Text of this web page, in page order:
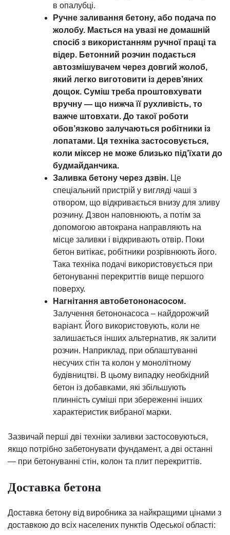
в опалубці.
Ручне заливання бетону, або подача по
жолобу. Мається на увазі не домашній
спосіб з використанням ручної праці та
відер. Бетонний розчин подається
автозмішувачем через довгий жолоб,
який легко виготовити із дерев’яних
дощок. Суміш треба проштовхувати
вручну — що нижча її рухливість, то
важче штовхати. До такої роботи
обов’язково залучаються робітники із
лопатами. Ця техніка застосовується,
коли міксер не може близько під’їхати до
будмайданчика.
Заливка бетону через дзвін. Це
спеціальний пристрій у вигляді чаші з
отвором, що відкривається внизу для зливу
розчину. Дзвон наповнюють, а потім за
допомогою автокрана направляють на
місце заливки і відкривають отвір. Поки
бетон витікає, робітники розрівнюють його.
Така техніка подачі використовується при
бетонуванні перекриттів вище першого
поверху.
Нагнітання автобетононасосом.
Залучення бетононасоса – найдорожчий
варіант. Його використовують, коли не
залишається інших альтернатив, як залити
розчин. Наприклад, при облаштуванні
несучих стін та колон у монолітному
будівництві. В цьому випадку необхідний
бетон із добавками, які збільшують
плинність суміші при збереженні інших
характеристик вибраної марки.
Зазвичай перші дві техніки заливки застосовуються,
якщо потрібно забетонувати фундамент, а дві останні
— при бетонуванні стін, колон та плит перекриттів.
Доставка бетона
Доставка бетону від виробника за найкращими цінами з
доставкою до всіх населених пунктів Одеської області: